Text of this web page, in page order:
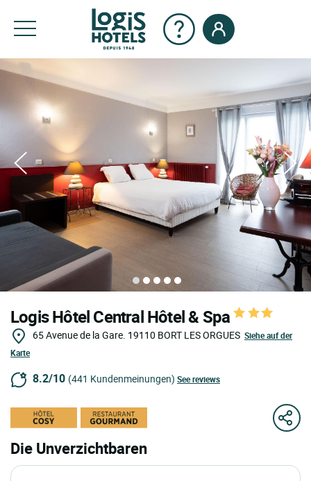
Logis Hôtel Central Hôtel & Spa
65 Avenue de la Gare. 19110 BORT LES ORGUES Siehe auf der
Karte
8.2/10 (441 Kundenmeinungen) See reviews
Die Unverzichtbaren